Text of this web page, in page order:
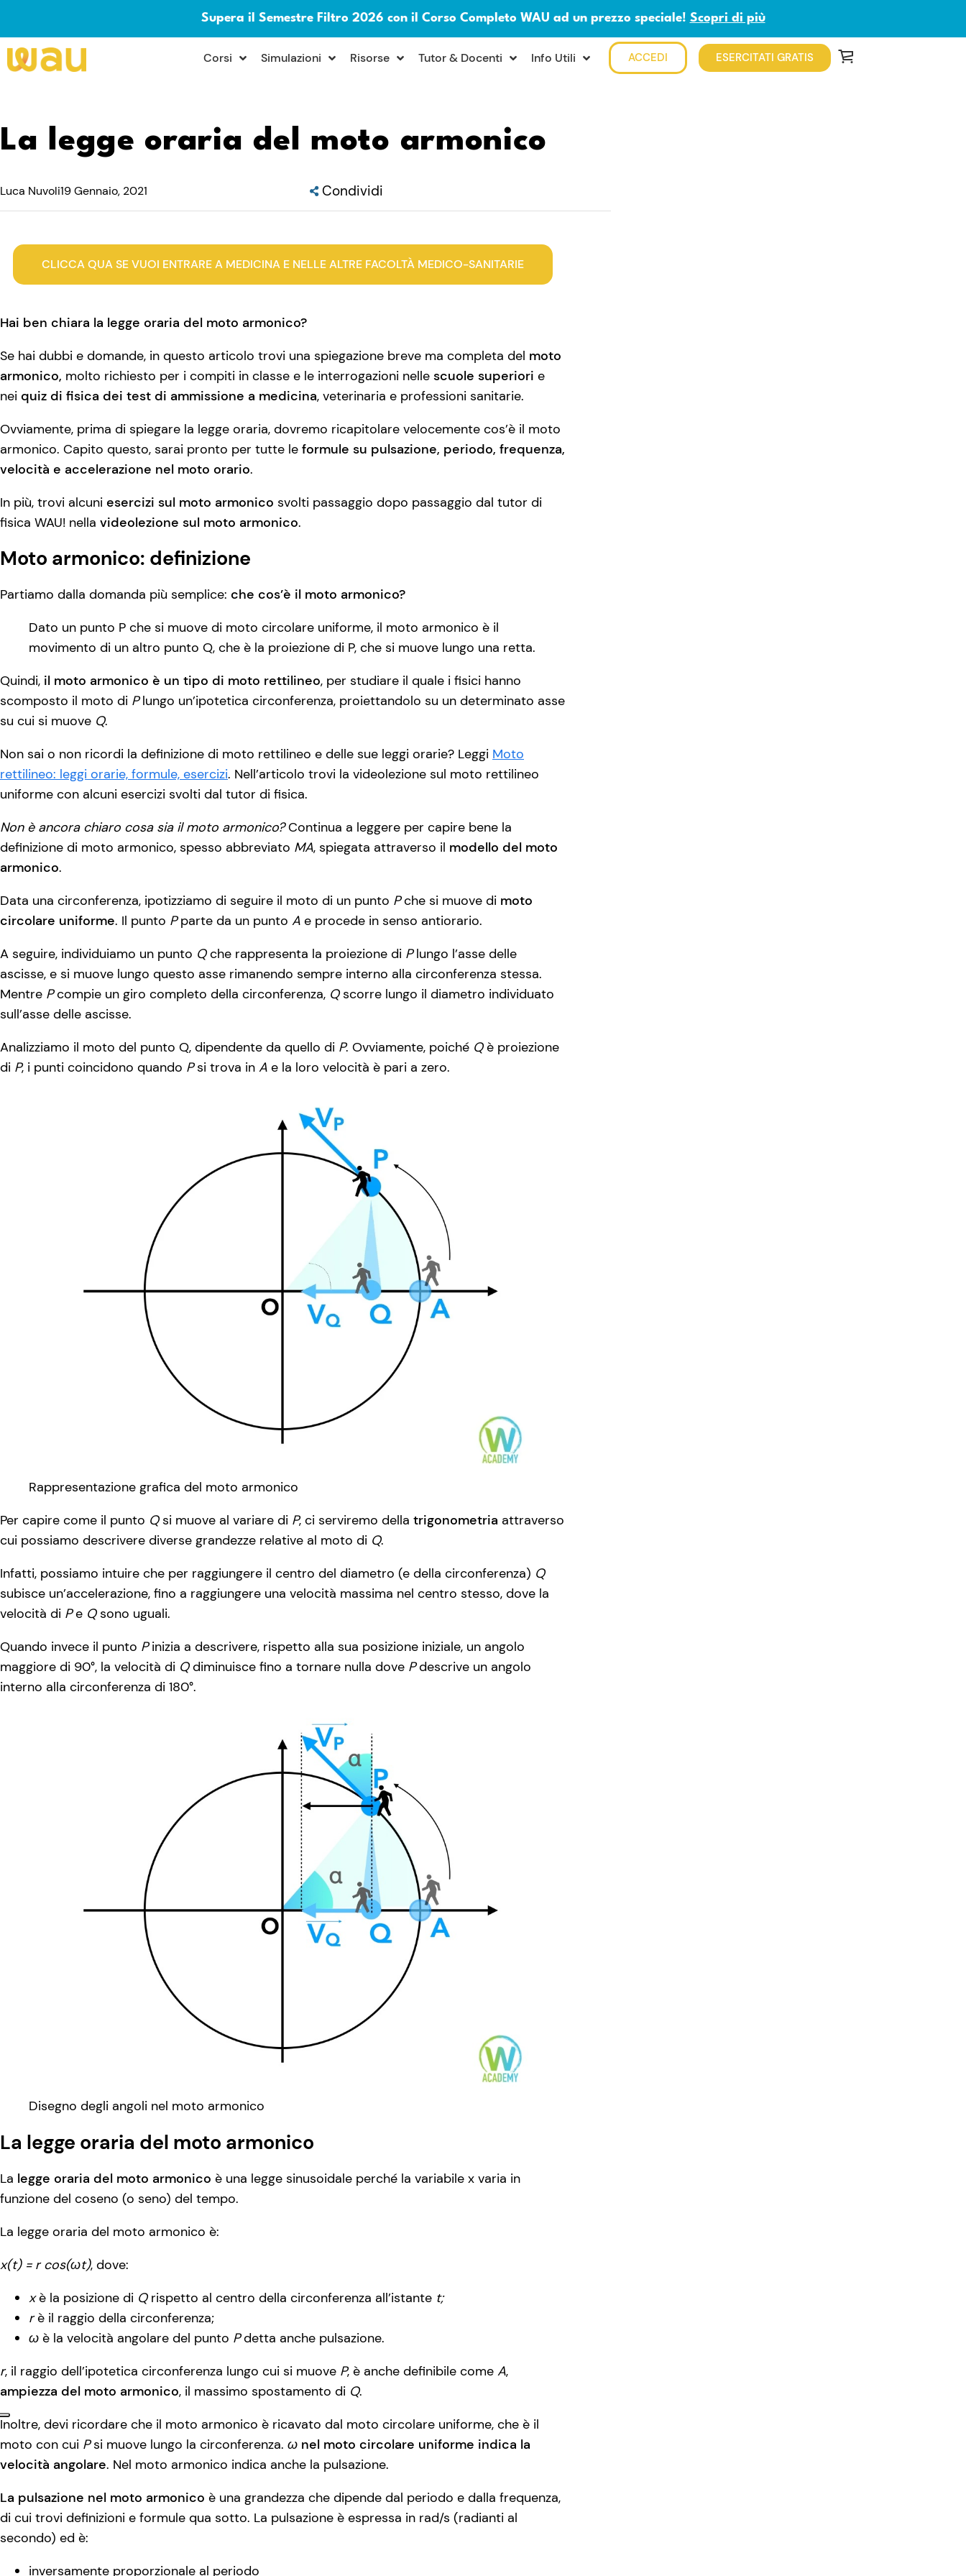
Supera il Semestre Filtro 2026 con il Corso Completo WAU ad un prezzo speciale! Scopri di più
× Corsi Simulazioni Risorse Tutor & Docenti Info Utili ACCEDI ESERCITATI GRATIS
La legge oraria del moto armonico
Luca Nuvoli19 Gennaio, 2021 Condividi
CLICCA QUA SE VUOI ENTRARE A MEDICINA E NELLE ALTRE FACOLTÀ MEDICO-SANITARIE
Hai ben chiara la legge oraria del moto armonico?
Se hai dubbi e domande, in questo articolo trovi una spiegazione breve ma completa del moto
armonico, molto richiesto per i compiti in classe e le interrogazioni nelle scuole superiori e
nei quiz di fisica dei test di ammissione a medicina, veterinaria e professioni sanitarie.
Ovviamente, prima di spiegare la legge oraria, dovremo ricapitolare velocemente cos’è il moto
armonico. Capito questo, sarai pronto per tutte le formule su pulsazione, periodo, frequenza,
velocità e accelerazione nel moto orario.
In più, trovi alcuni esercizi sul moto armonico svolti passaggio dopo passaggio dal tutor di
fisica WAU! nella videolezione sul moto armonico.
Moto armonico: definizione
Partiamo dalla domanda più semplice: che cos’è il moto armonico?
Dato un punto P che si muove di moto circolare uniforme, il moto armonico è il
movimento di un altro punto Q, che è la proiezione di P, che si muove lungo una retta.
Quindi, il moto armonico è un tipo di moto rettilineo, per studiare il quale i fisici hanno
scomposto il moto di Plungo un’ipotetica circonferenza, proiettandolo su un determinato asse
su cui si muove Q.
Non sai o non ricordi la definizione di moto rettilineo e delle sue leggi orarie? Leggi Moto
rettilineo: leggi orarie, formule, esercizi. Nell’articolo trovi la videolezione sul moto rettilineo
uniforme con alcuni esercizi svolti dal tutor di fisica.
Non è ancora chiaro cosa sia il moto armonico?Continua a leggere per capire bene la
definizione di moto armonico, spesso abbreviato MA, spiegata attraverso il modello del moto
armonico.
Data una circonferenza, ipotizziamo di seguire il moto di un punto Pche si muove di moto
circolare uniforme. Il punto Pparte da un punto A e procede in senso antiorario.
A seguire, individuiamo un punto Qche rappresenta la proiezione di Plungo l’asse delle
ascisse, e si muove lungo questo asse rimanendo sempre interno alla circonferenza stessa.
Mentre Pcompie un giro completo della circonferenza, Qscorre lungo il diametro individuato
sull’asse delle ascisse.
Analizziamo il moto del punto Q, dipendente da quello di P. Ovviamente, poiché Qè proiezione
di P, i punti coincidono quando Psi trova in A e la loro velocità è pari a zero.
Rappresentazione grafica del moto armonico
Per capire come il punto Qsi muove al variare di P, ci serviremo della trigonometria attraverso
cui possiamo descrivere diverse grandezze relative al moto di Q.
Infatti, possiamo intuire che per raggiungere il centro del diametro (e della circonferenza) Q
subisce un’accelerazione, fino a raggiungere una velocità massima nel centro stesso, dove la
velocità di Pe Qsono uguali.
Quando invece il punto Pinizia a descrivere, rispetto alla sua posizione iniziale, un angolo
maggiore di 90°, la velocità di Qdiminuisce fino a tornare nulla dove Pdescrive un angolo
interno alla circonferenza di 180°.
Disegno degli angoli nel moto armonico
La legge oraria del moto armonico
La legge oraria del moto armonico è una legge sinusoidale perché la variabile x varia in
funzione del coseno (o seno) del tempo.
La legge oraria del moto armonico è:
x(t) = r cos(ωt), dove:
xè la posizione di Qrispetto al centro della circonferenza all’istante t;
rè il raggio della circonferenza;
ω è la velocità angolare del punto Pdetta anche pulsazione.
r, il raggio dell’ipotetica circonferenza lungo cui si muove P, è anche definibile come A,
ampiezza del moto armonico, il massimo spostamento di Q.
Inoltre, devi ricordare che il moto armonico è ricavato dal moto circolare uniforme, che è il
moto con cui Psi muove lungo la circonferenza. ω nel moto circolare uniforme indica la
velocità angolare. Nel moto armonico indica anche la pulsazione.
La pulsazione nel moto armonico è una grandezza che dipende dal periodo e dalla frequenza,
di cui trovi definizioni e formule qua sotto. La pulsazione è espressa in rad/s (radianti al
secondo) ed è:
inversamente proporzionale al periodo